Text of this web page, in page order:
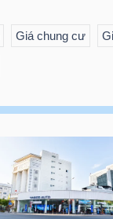
Giá chung cư